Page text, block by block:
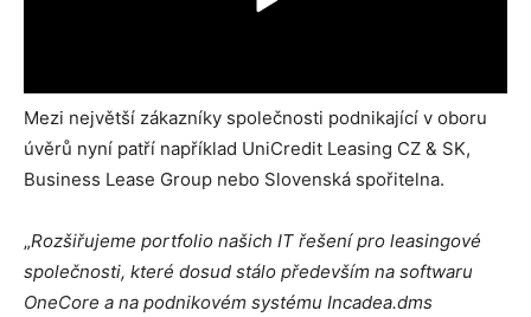
Mezi největší zákazníky společnosti podnikající v oboru
úvěrů nyní patří například UniCredit Leasing CZ & SK,
Business Lease Group nebo Slovenská spořitelna.
„Rozšiřujeme portfolio našich IT řešení pro leasingové
společnosti, které dosud stálo především na softwaru
OneCore a na podnikovém systému Incadea.dms